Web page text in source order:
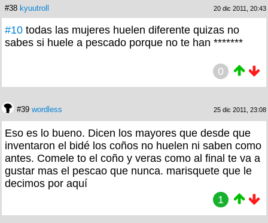
#38 kyuutroll 20 dic 2011, 20:43
#10 todas las mujeres huelen diferente quizas no
sabes si huele a pescado porque no te han *******
0
#39 wordless 25 dic 2011, 23:08
Eso es lo bueno. Dicen los mayores que desde que
inventaron el bidé los coños no huelen ni saben como
antes. Comele to el coño y veras como al final te va a
gustar mas el pescao que nunca. marisquete que le
decimos por aquí
1